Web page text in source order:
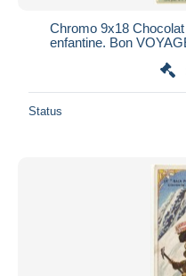
Chromo 9x18
enfantine. Bon
Status